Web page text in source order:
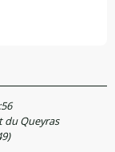
du Queyras
)